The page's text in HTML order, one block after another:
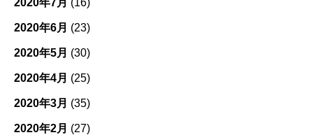
2020年6月 (23)
2020年5月 (30)
2020年4月 (25)
2020年3月 (35)
2020年2月 (27)